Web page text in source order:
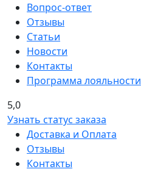
Вопрос-ответ
Отзывы
Статьи
Новости
Контакты
Программа лояльности
5,0
Узнать статус заказа
Доставка и Оплата
Отзывы
Контакты